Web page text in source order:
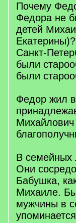
Почему
Федора не
детей
Санкт-
были
были
Федор жил
В семейных
Они
Бабушка,
Михаиле.
мужчины в